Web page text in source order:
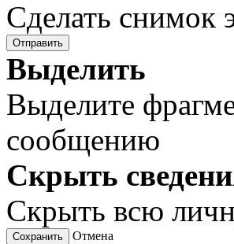
Сделать снимок
Отправить
Выделить
Выделите
сообщению
Скрыть
Скрыть всю
Сохранить Отмена